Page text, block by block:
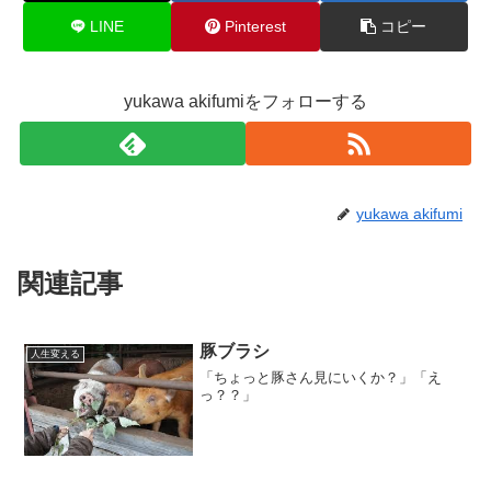
LINE Pinterest コピー
yukawa akifumiをフォローする
yukawa akifumi
関連記事
人生変える 豚ブラシ
「ちょっと豚さん見にいくか？」「え
っ？？」